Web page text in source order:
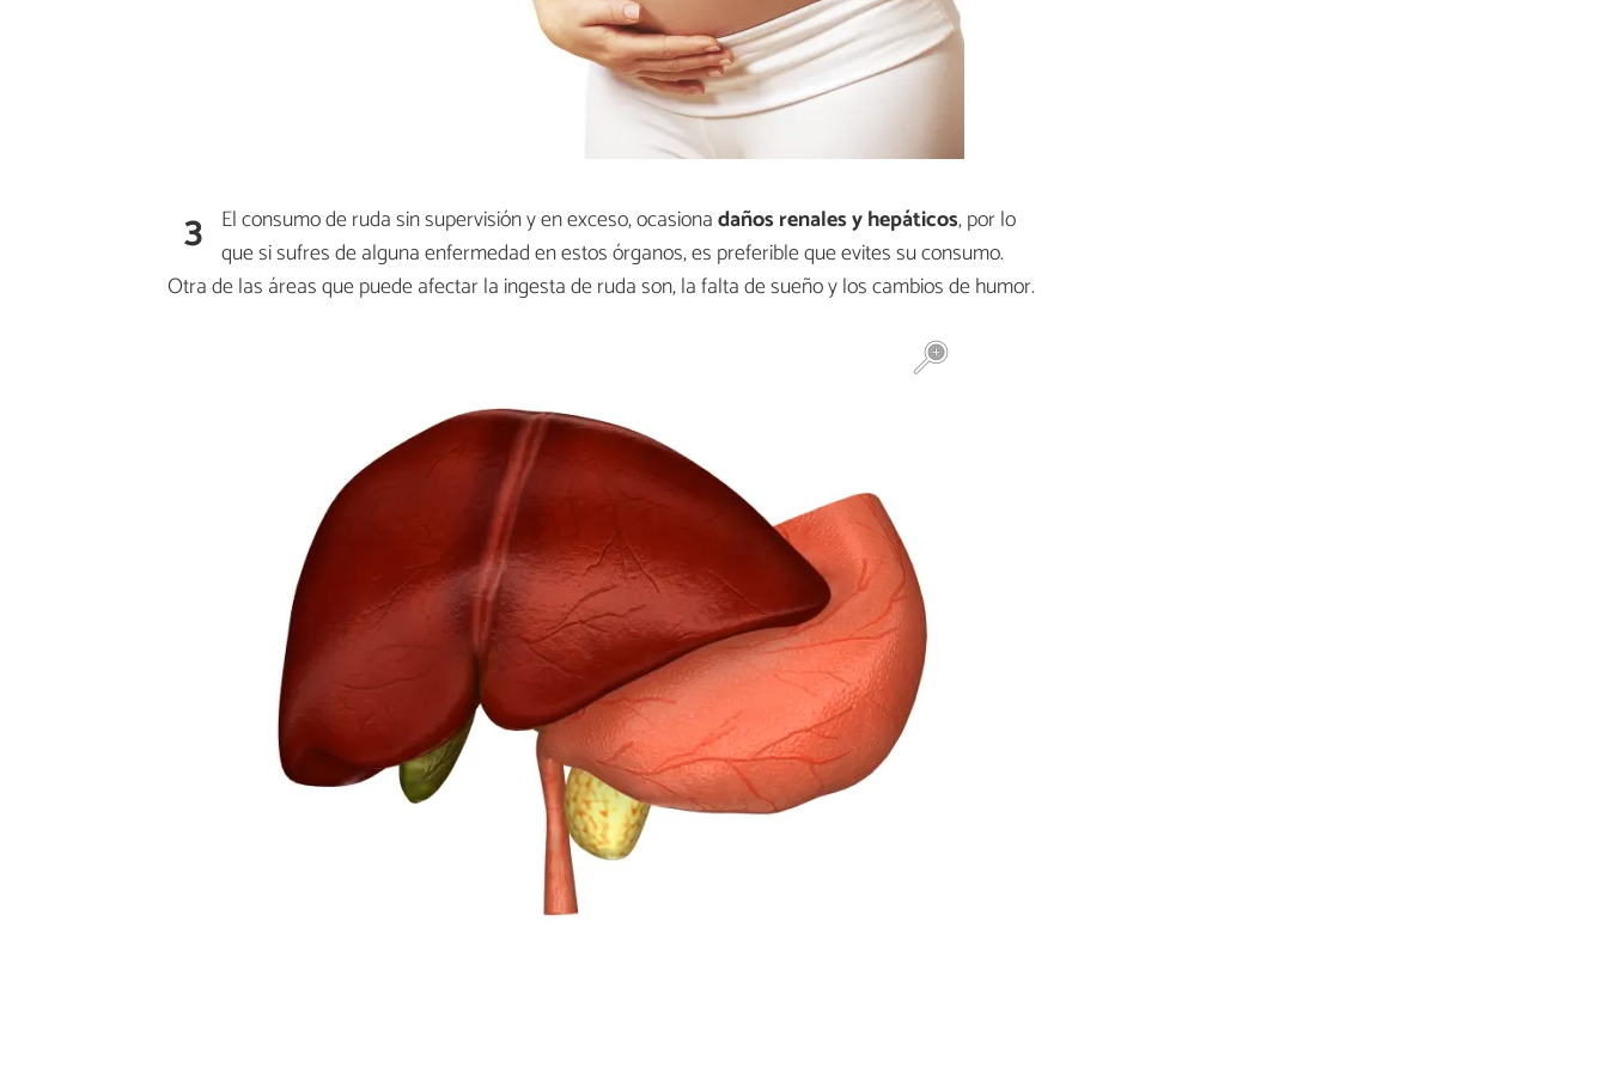
3 El consumo de ruda sin supervisión y en exceso, ocasionadaños renales y hepáticos, por lo
que si sufres de alguna enfermedad en estos órganos, es preferible que evites su consumo.
Otra de las áreas que puede afectar la ingesta de ruda son, la falta de sueño y los cambios de humor.